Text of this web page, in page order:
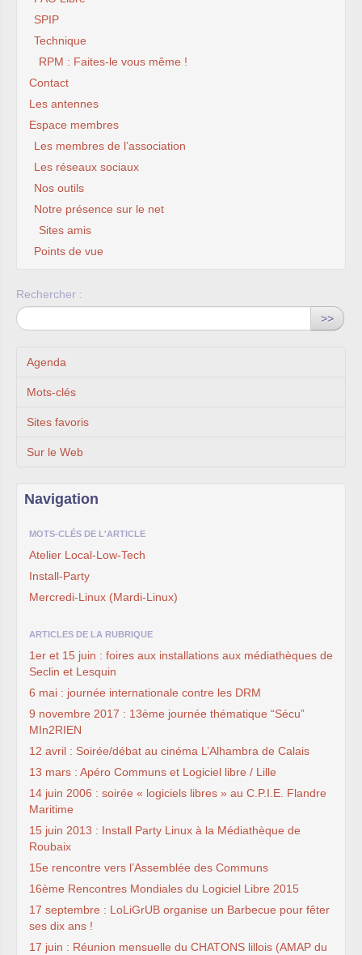
SPIP
Technique
RPM : Faites-le vous même !
Contact
Les antennes
Espace membres
Les membres de l’association
Les réseaux sociaux
Nos outils
Notre présence sur le net
Sites amis
Points de vue
Rechercher :
>>
Agenda
Mots-clés
Sites favoris
Sur le Web
Navigation
MOTS-CLÉS DE L'ARTICLE
Atelier Local-Low-Tech
Install-Party
Mercredi-Linux (Mardi-Linux)
ARTICLES DE LA RUBRIQUE
1er et 15 juin : foires aux installations aux médiathèques de
Seclin et Lesquin
6 mai : journée internationale contre les DRM
9 novembre 2017 : 13ème journée thématique “Sécu”
MIn2RIEN
12 avril : Soirée/débat au cinéma L’Alhambra de Calais
13 mars : Apéro Communs et Logiciel libre / Lille
14 juin 2006 : soirée « logiciels libres » au C.P.I.E. Flandre
Maritime
15 juin 2013 : Install Party Linux à la Médiathèque de
Roubaix
15e rencontre vers l’Assemblée des Communs
16ème Rencontres Mondiales du Logiciel Libre 2015
17 septembre : LoLiGrUB organise un Barbecue pour fêter
ses dix ans !
17 juin : Réunion mensuelle du CHATONS lillois (AMAP du